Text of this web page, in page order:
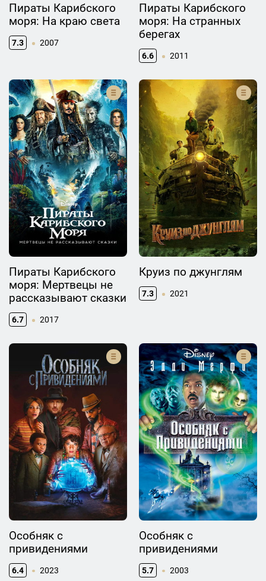
Пираты Карибского
моря: На краю света
7.3 2007
Пираты Карибского
моря: На странных
берегах
6.6 2011
Пираты Карибского
моря: Мертвецы не
рассказывают сказки
6.7 2017
Круиз по джунглям
7.3 2021
Особняк с
привидениями
6.4 2023
Особняк с
привидениями
5.7 2003